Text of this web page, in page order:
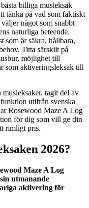
billiga musleksak
tänka på vad som faktiskt
något som snabbt
naturliga beteende.
som är säkra, hållbara,
Titta särskilt på
möjlighet till
som aktiveringsleksak till
tagit del av
utifrån svenska
Rosewood Maze A Log
för dig som vill ge din
rimligt pris.
2026?
Maze A Log
utmanande
aktivering för